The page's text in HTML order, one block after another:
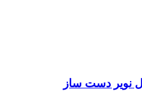
نویر دست ساز